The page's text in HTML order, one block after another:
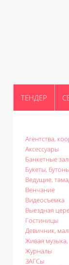
ТЕНДЕР
Агентства,
Аксессуары
Банкетные
Букеты,
Ведущие,
Венчание
Видеосъемка
Выездная
Гостиницы
Девичник,
Живая музыка,
Журналы
ЗАГСы